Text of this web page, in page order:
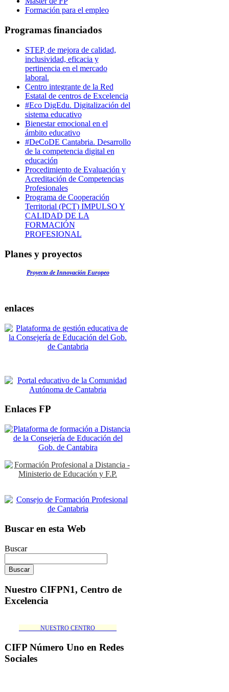
Formación para el empleo
Programas financiados
STEP, de mejora de calidad,
inclusividad, eficacia y
pertinencia en el mercado
laboral.
Centro integrante de la Red
Estatal de centros de Excelencia
#Eco DigEdu. Digitalización del
sistema educativo
Bienestar emocional en el
ámbito educativo
#DeCoDE Cantabria. Desarrollo
de la competencia digital en
educación
Procedimiento de Evaluación y
Acreditación de Competencias
Profesionales
Programa de Cooperación
Territorial (PCT) IMPULSO Y
CALIDAD DE LA
FORMACIÓN
PROFESIONAL
Planes y proyectos
Proyecto de Innovación Europeo
enlaces
Enlaces FP
Buscar en esta Web
Buscar
Nuestro CIFPN1, Centro de
Excelencia
_______NUESTRO CENTRO_______
CIFP Número Uno en Redes
Sociales